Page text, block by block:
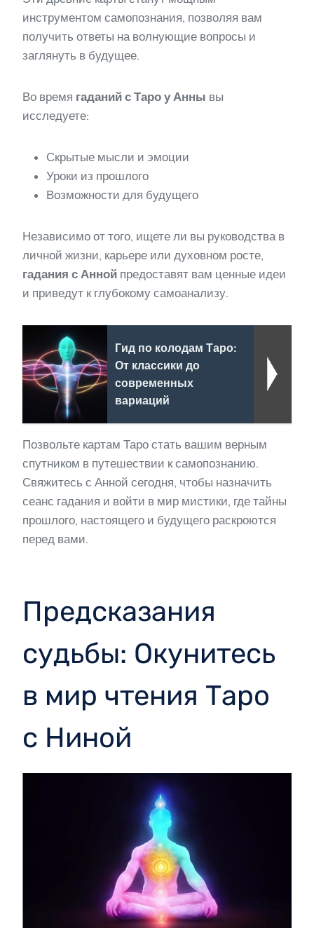
инструментом самопознания, позволяя вам
получить ответы на волнующие вопросы и
заглянуть в будущее.
Во время гаданий с Таро у Анны вы
исследуете:
Скрытые мысли и эмоции
Уроки из прошлого
Возможности для будущего
Независимо от того, ищете ли вы руководства в
личной жизни, карьере или духовном росте,
гадания с Анной предоставят вам ценные идеи
и приведут к глубокому самоанализу.
Гид по колодам Таро:
От классики до
современных
вариаций
Позвольте картам Таро стать вашим верным
спутником в путешествии к самопознанию.
Свяжитесь с Анной сегодня, чтобы назначить
сеанс гадания и войти в мир мистики, где тайны
прошлого, настоящего и будущего раскроются
перед вами.
Предсказания
судьбы: Окунитесь
в мир чтения Таро
с Ниной